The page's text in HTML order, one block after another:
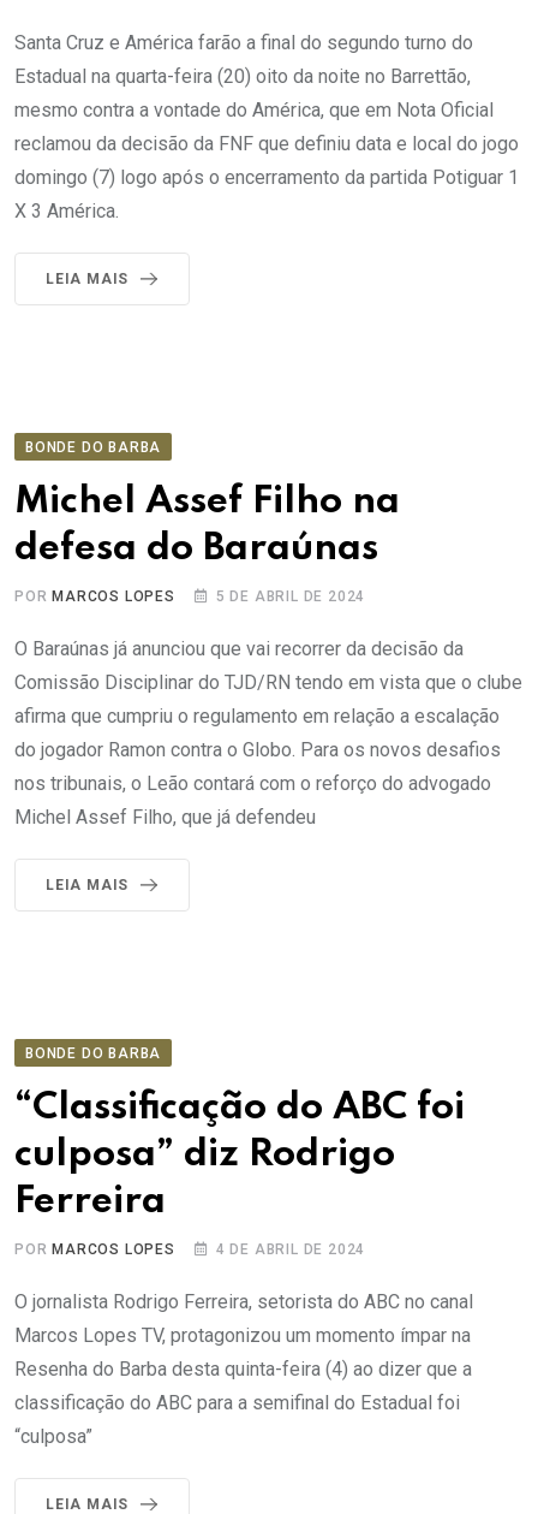
Santa Cruz e América farão a final do segundo turno do
Estadual na quarta-feira (20) oito da noite no Barrettão,
mesmo contra a vontade do América, que em Nota Oficial
reclamou da decisão da FNF que definiu data e local do jogo
domingo (7) logo após o encerramento da partida Potiguar 1
X 3 América.
LEIA MAIS
BONDE DO BARBA
Michel Assef Filho na
defesa do Baraúnas
PORMARCOS LOPES 5 DE ABRIL DE 2024
O Baraúnas já anunciou que vai recorrer da decisão da
Comissão Disciplinar do TJD/RN tendo em vista que o clube
afirma que cumpriu o regulamento em relação a escalação
do jogador Ramon contra o Globo. Para os novos desafios
nos tribunais, o Leão contará com o reforço do advogado
Michel Assef Filho, que já defendeu
LEIA MAIS
BONDE DO BARBA
“Classificação do ABC foi
culposa” diz Rodrigo
Ferreira
PORMARCOS LOPES 4 DE ABRIL DE 2024
O jornalista Rodrigo Ferreira, setorista do ABC no canal
Marcos Lopes TV, protagonizou um momento ímpar na
Resenha do Barba desta quinta-feira (4) ao dizer que a
classificação do ABC para a semifinal do Estadual foi
“culposa”
LEIA MAIS